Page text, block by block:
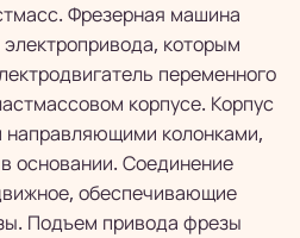
Фрезерная машина
которым
переменного
корпусе. Корпус
направляющими колонками,
основании. Соединение
обеспечивающие
Подъем привода фрезы